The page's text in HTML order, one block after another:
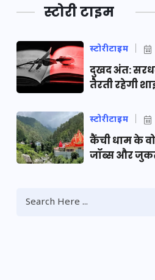
स्टोरी टाइम
स्टोरीटाइम
दुखद अंत:
तैरती रहेगी
स्टोरीटाइम
कैंची धाम के वो
जॉब्स और